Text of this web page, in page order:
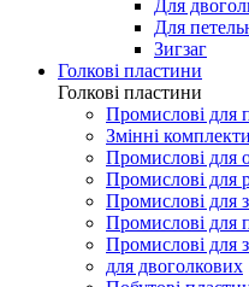
Для
Для
Зигзаг
Голкові пластини
Голкові пластини
Промислові для
Змінні
Промислові для
Промислові для
Промислові для
Промислові для
Промислові для
для двоголкових